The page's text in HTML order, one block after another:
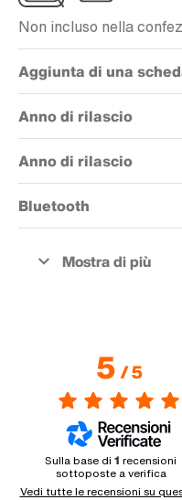
Non incluso nella
Aggiunta di una
Anno di rilascio
Anno di rilascio
Bluetooth
5/5
Sulla base di 1 recensioni
sottoposte a verifica
Vedi tutte le recensioni su